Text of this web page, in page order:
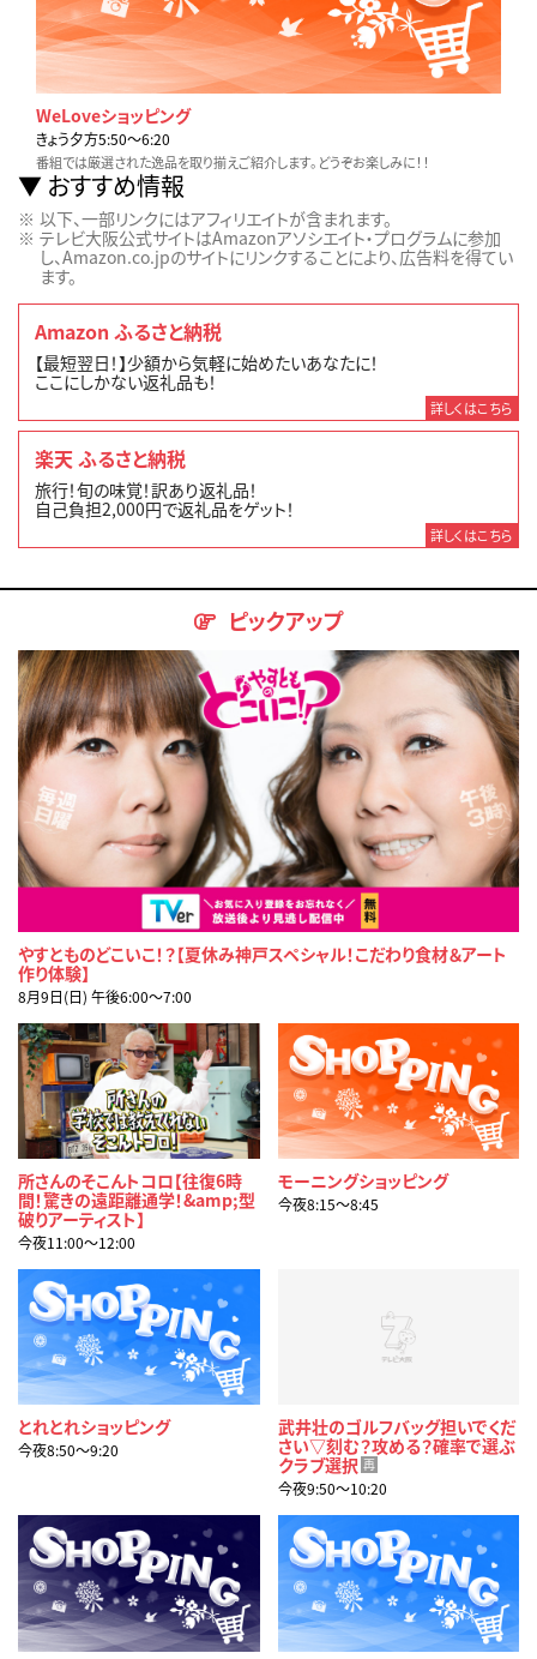
WeLoveショッピング
きょう夕方5:50〜6:20
番組では厳選された逸品を取り揃えご紹介します。どうぞお楽しみに！！
おすすめ情報
以下、一部リンクにはアフィリエイトが含まれます。
テレビ大阪公式サイトはAmazonアソシエイト・プログラムに参加
し、Amazon.co.jpのサイトにリンクすることにより、広告料を得てい
ます。
Amazon ふるさと納税
【最短翌日！】少額から気軽に始めたいあなたに！
ここにしかない返礼品も！
詳しくはこちら
楽天 ふるさと納税
旅行！旬の味覚！訳あり返礼品！
自己負担2,000円で返礼品をゲット！
詳しくはこちら
ピックアップ
やすとものどこいこ！？【夏休み神戸スペシャル！こだわり食材＆アート
作り体験】
8月9日(日) 午後6:00〜7:00
所さんのそこんトコロ【往復6時
間！驚きの遠距離通学！&amp;型
破りアーティスト】
今夜11:00〜12:00
モーニングショッピング
今夜8:15〜8:45
とれとれショッピング
今夜8:50〜9:20
武井壮のゴルフバッグ担いでくだ
さい▽刻む？攻める？確率で選ぶ
クラブ選択 再
今夜9:50〜10:20